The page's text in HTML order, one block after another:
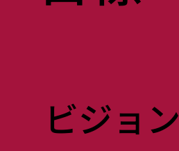
ビジョン